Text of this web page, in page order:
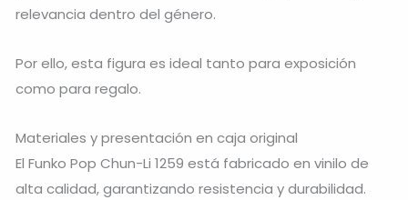
relevancia dentro del género.
Por ello, esta figura es ideal tanto para exposición
como para regalo.
Materiales y presentación en caja original
El Funko Pop Chun-Li 1259 está fabricado en vinilo de
alta calidad, garantizando resistencia y durabilidad.